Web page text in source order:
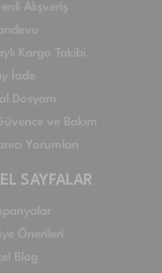
Alışveriş
Kargo Takibi
İade
Dosyam
ve Bakım
Yorumları
SAYFALAR
Önerileri
Blog